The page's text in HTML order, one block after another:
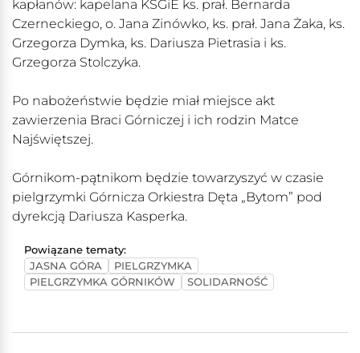
kapłanów: kapelana KSGiE ks. prał. Bernarda
Czerneckiego, o. Jana Zinówko, ks. prał. Jana Żaka, ks.
Grzegorza Dymka, ks. Dariusza Pietrasia i ks.
Grzegorza Stolczyka.
Po nabożeństwie będzie miał miejsce akt
zawierzenia Braci Górniczej i ich rodzin Matce
Najświętszej.
Górnikom-pątnikom będzie towarzyszyć w czasie
pielgrzymki Górnicza Orkiestra Dęta „Bytom” pod
dyrekcją Dariusza Kasperka.
Powiązane tematy:
JASNA GÓRA
PIELGRZYMKA
PIELGRZYMKA GÓRNIKÓW
SOLIDARNOŚĆ